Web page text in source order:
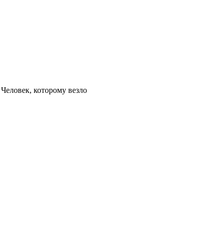
Человек, которому везло